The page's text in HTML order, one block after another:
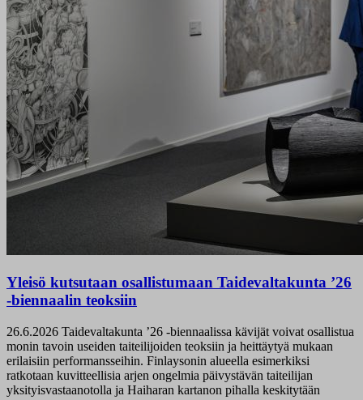
Yleisö kutsutaan osallistumaan Taidevaltakunta ’26
-biennaalin teoksiin
26.6.2026 Taidevaltakunta ’26 -biennaalissa kävijät voivat osallistua
monin tavoin useiden taiteilijoiden teoksiin ja heittäytyä mukaan
erilaisiin performansseihin. Finlaysonin alueella esimerkiksi
ratkotaan kuvitteellisia arjen ongelmia päivystävän taiteilijan
yksityisvastaanotolla ja Haiharan kartanon pihalla keskitytään